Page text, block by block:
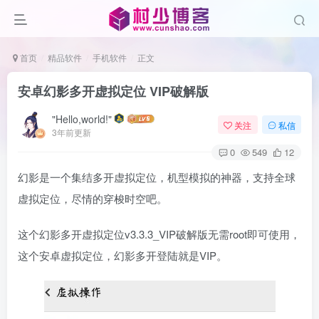
首页 精品软件 手机软件 正文
安卓幻影多开虚拟定位 VIP破解版
"Hello,world!"
3年前更新
关注 私信
0 549 12
幻影是一个集结多开虚拟定位，机型模拟的神器，支持全球
虚拟定位，尽情的穿梭时空吧。
这个幻影多开虚拟定位v3.3.3_VIP破解版无需root即可使用，
这个安卓虚拟定位，幻影多开登陆就是VIP。